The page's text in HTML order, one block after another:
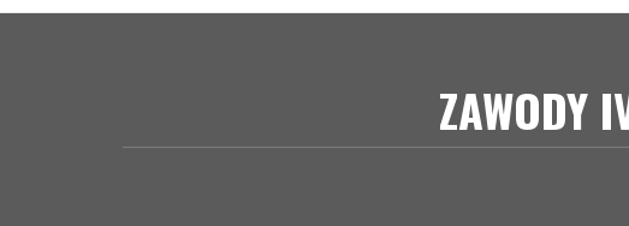
ZAWODY